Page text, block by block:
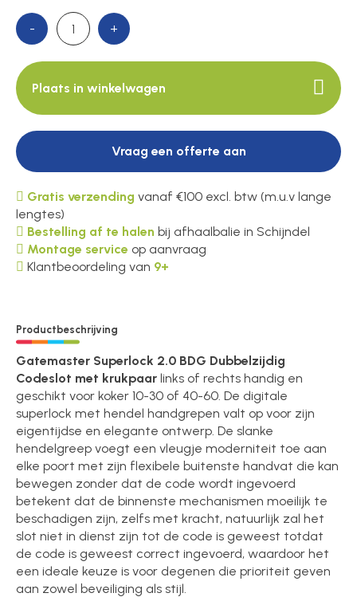
- +
Plaats in winkelwagen
Vraag een offerte aan
Gratis verzending vanaf €100 excl. btw (m.u.v lange
lengtes)
Bestelling af te halen bij afhaalbalie in Schijndel
Montage service op aanvraag
Klantbeoordeling van 9+
Productbeschrijving
Gatemaster Superlock 2.0 BDG Dubbelzijdig
Codeslot met krukpaar links of rechts handig en
geschikt voor koker 10-30 of 40-60. De digitale
superlock met hendel handgrepen valt op voor zijn
eigentijdse en elegante ontwerp. De slanke
hendelgreep voegt een vleugje moderniteit toe aan
elke poort met zijn flexibele buitenste handvat die kan
bewegen zonder dat de code wordt ingevoerd
betekent dat de binnenste mechanismen moeilijk te
beschadigen zijn, zelfs met kracht, natuurlijk zal het
slot niet in dienst zijn tot de code is geweest totdat
de code is geweest correct ingevoerd, waardoor het
een ideale keuze is voor degenen die prioriteit geven
aan zowel beveiliging als stijl.